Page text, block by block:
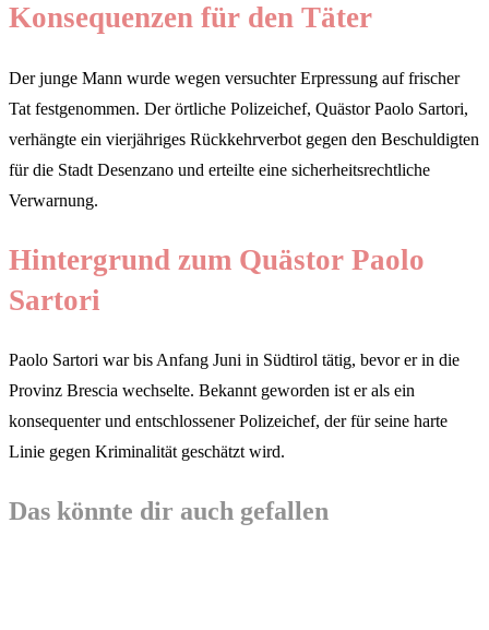
Konsequenzen für den Täter
Der junge Mann wurde wegen versuchter Erpressung auf frischer
Tat festgenommen. Der örtliche Polizeichef, Quästor Paolo Sartori,
verhängte ein vierjähriges Rückkehrverbot gegen den Beschuldigten
für die Stadt Desenzano und erteilte eine sicherheitsrechtliche
Verwarnung.
Hintergrund zum Quästor Paolo
Sartori
Paolo Sartori war bis Anfang Juni in Südtirol tätig, bevor er in die
Provinz Brescia wechselte. Bekannt geworden ist er als ein
konsequenter und entschlossener Polizeichef, der für seine harte
Linie gegen Kriminalität geschätzt wird.
Das könnte dir auch gefallen